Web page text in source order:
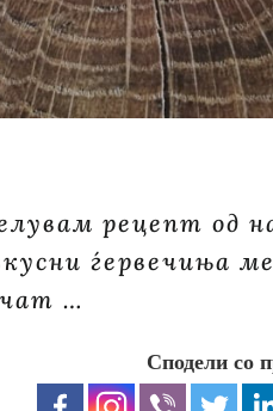
рецепт од
ѓервечиња
…
Сподели со